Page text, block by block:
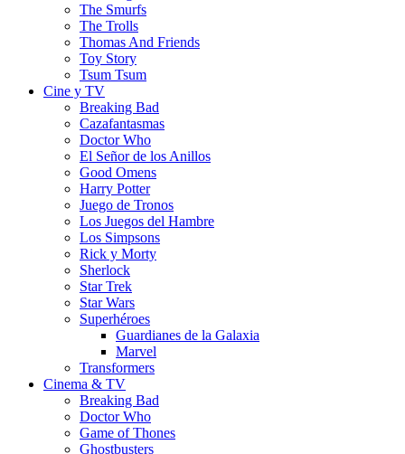
The Smurfs
The Trolls
Thomas And Friends
Toy Story
Tsum Tsum
Cine y TV
Breaking Bad
Cazafantasmas
Doctor Who
El Señor de los Anillos
Good Omens
Harry Potter
Juego de Tronos
Los Juegos del Hambre
Los Simpsons
Rick y Morty
Sherlock
Star Trek
Star Wars
Superhéroes
Guardianes de la Galaxia
Marvel
Transformers
Cinema & TV
Breaking Bad
Doctor Who
Game of Thones
Ghostbusters